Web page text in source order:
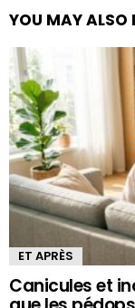
YOU MAY ALSO
ET APRÈS
Canicules et